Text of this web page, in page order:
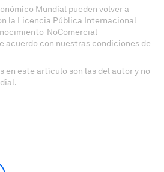
Mundial pueden volver a
la Licencia Pública Internacional
NoComercial-
acuerdo con nuestras condiciones de
en este artículo son las del autor y no